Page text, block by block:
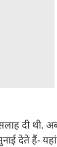
दी थी.
देते हैं-